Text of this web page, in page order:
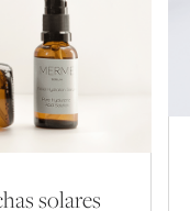
solares